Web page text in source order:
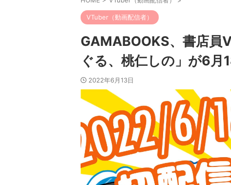
VTuber（動画配信者）
GAMABOOKS、書店員
ぐる、桃仁しの」が6月
2022年6月13日